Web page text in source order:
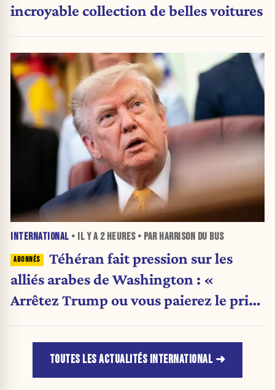
incroyable collection de belles voitures
INTERNATIONAL • IL Y A 2 HEURES• PAR HARRISON DU BUS
Téhéran fait pression sur les
alliés arabes de Washington : «
Arrêtez Trump ou vous paierez le prix
TOUTES LES ACTUALITÉS INTERNATIONAL